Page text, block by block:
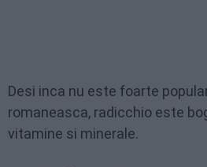
Desi inca nu este foarte
romaneasca, radicchio este
vitamine si minerale.